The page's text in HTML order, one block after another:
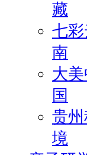
藏
七彩
南
大美
国
贵
境